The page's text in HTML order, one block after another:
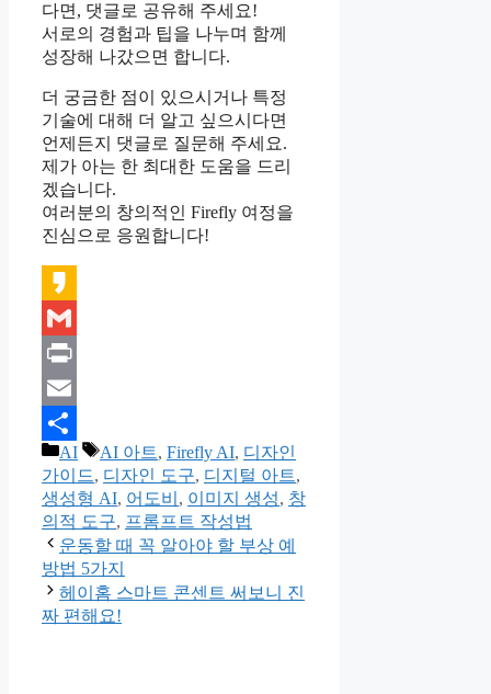
다면, 댓글로 공유해 주세요!
서로의 경험과 팁을 나누며 함께
성장해 나갔으면 합니다.
더 궁금한 점이 있으시거나 특정
기술에 대해 더 알고 싶으시다면
언제든지 댓글로 질문해 주세요.
제가 아는 한 최대한 도움을 드리
겠습니다.
여러분의 창의적인 Firefly 여정을
진심으로 응원합니다!
Kakao
Gmail
Print
Email
Share
카
테
고
리
AI
태
그
AI 아트, Firefly AI, 디자인
가이드, 디자인 도구, 디지털 아트,
생성형 AI, 어도비 , 이미지 생성, 창
의적 도구, 프롬프트 작성법
운동할 때 꼭 알아야 할 부상 예
방법 5가지
헤이홈 스마트 콘센트 써보니 진
짜 편해요!